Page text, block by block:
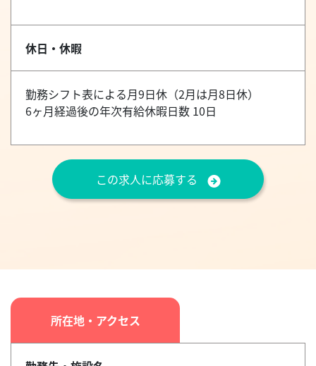
休日・休暇
勤務シフト表による月9日休（2月は月8日休）
6ヶ月経過後の年次有給休暇日数 10日
この求人に応募する
所在地・アクセス